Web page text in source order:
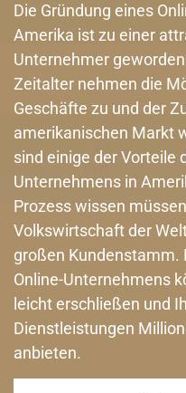
Die Gründung eines
Amerika ist zu einer
Unternehmer
Zeitalter nehmen die
Geschäfte zu und der
amerikanischen Markt
sind einige der Vorteile
Unternehmens in
Prozess wissen
Volkswirtschaft der
großen Kundenstamm.
Online-Unternehmens
leicht erschließen und
Dienstleistungen
anbieten.